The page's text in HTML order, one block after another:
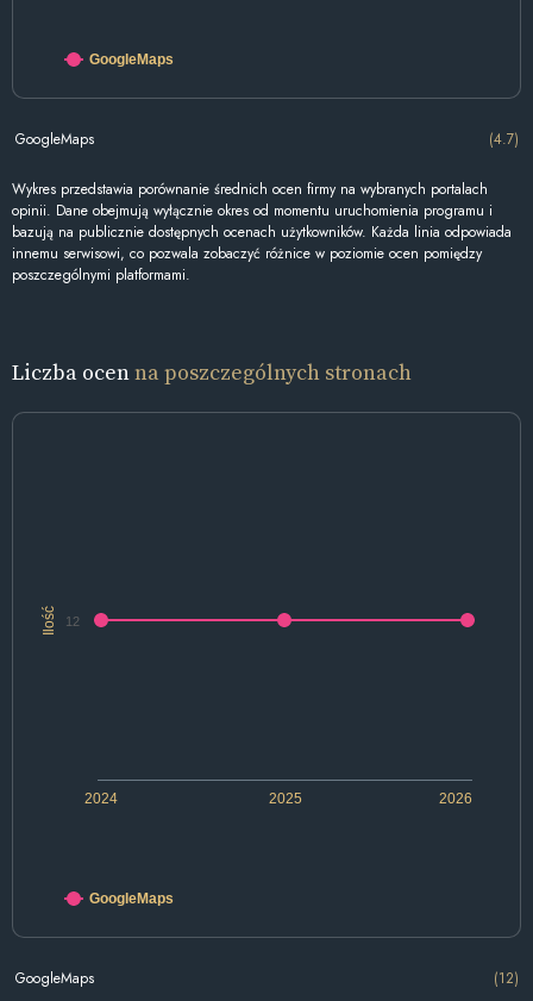
GoogleMaps
GoogleMaps (4.7)
Wykres przedstawia porównanie średnich ocen firmy na wybranych portalach
opinii. Dane obejmują wyłącznie okres od momentu uruchomienia programu i
bazują na publicznie dostępnych ocenach użytkowników. Każda linia odpowiada
innemu serwisowi, co pozwala zobaczyć różnice w poziomie ocen pomiędzy
poszczególnymi platformami.
Liczba ocenna poszczególnych stronach
Ilość
2024 2025 2026
12
GoogleMaps
GoogleMaps (12)